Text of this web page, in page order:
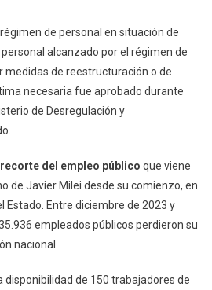
de personal en situación de
alcanzado por el régimen de
medidas de reestructuración o de
necesaria fue aprobado durante
de Desregulación y
del empleo público que viene
de Javier Milei desde su comienzo, en
Estado. Entre diciembre de 2023 y
empleados públicos perdieron su
nacional.
disponibilidad de 150 trabajadores de